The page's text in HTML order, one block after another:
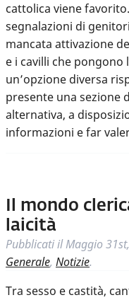
cattolica viene
segnalazioni di
mancata attivazione
e i cavilli che pongono
un’opzione diversa
presente una sezione
alternativa, a
informazioni e far
Il mondo
laicità
Pubblicati ilMaggio
Generale, Notizie.
Tra sesso e castità,